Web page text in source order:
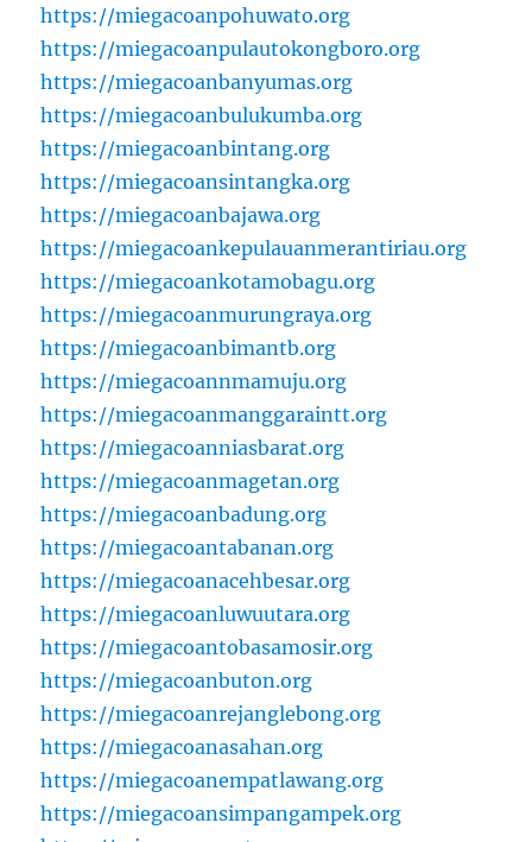
https://miegacoanpohuwato.org
https://miegacoanpulautokongboro.org
https://miegacoanbanyumas.org
https://miegacoanbulukumba.org
https://miegacoanbintang.org
https://miegacoansintangka.org
https://miegacoanbajawa.org
https://miegacoankepulauanmerantiriau.org
https://miegacoankotamobagu.org
https://miegacoanmurungraya.org
https://miegacoanbimantb.org
https://miegacoannmamuju.org
https://miegacoanmanggaraintt.org
https://miegacoanniasbarat.org
https://miegacoanmagetan.org
https://miegacoanbadung.org
https://miegacoantabanan.org
https://miegacoanacehbesar.org
https://miegacoanluwuutara.org
https://miegacoantobasamosir.org
https://miegacoanbuton.org
https://miegacoanrejanglebong.org
https://miegacoanasahan.org
https://miegacoanempatlawang.org
https://miegacoansimpangampek.org